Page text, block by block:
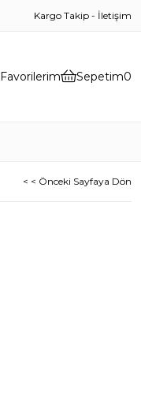
Kargo Takip - İletişim
Favorilerim Sepetim0
< < Önceki Sayfaya Dön